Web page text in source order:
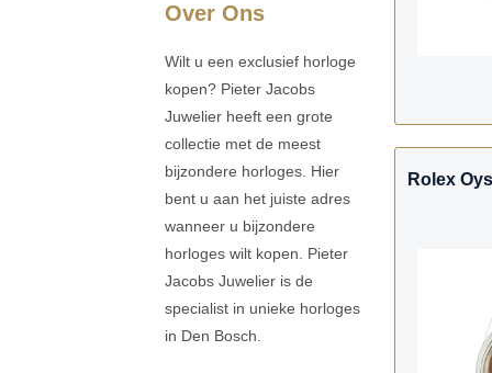
Over Ons
Wilt u een exclusief horloge
kopen? Pieter Jacobs
Juwelier heeft een grote
collectie met de meest
bijzondere horloges. Hier
bent u aan het juiste adres
wanneer u bijzondere
horloges wilt kopen. Pieter
Jacobs Juwelier is de
specialist in unieke horloges
in Den Bosch.
Rolex